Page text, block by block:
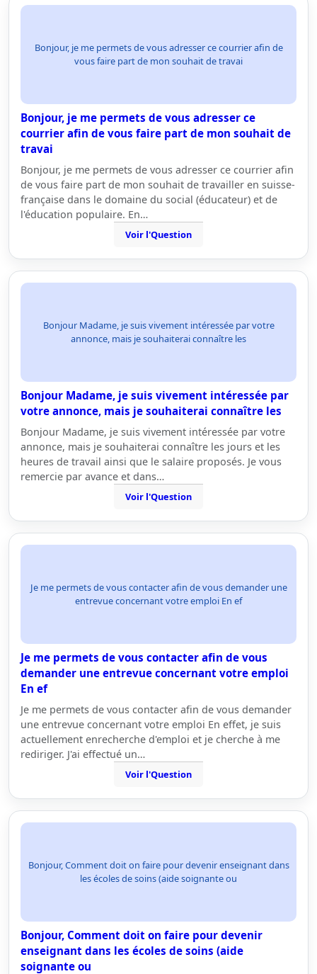
Bonjour, je me permets de vous adresser ce courrier afin de
vous faire part de mon souhait de travai
Bonjour, je me permets de vous adresser ce
courrier afin de vous faire part de mon souhait de
travai
Bonjour, je me permets de vous adresser ce courrier afin
de vous faire part de mon souhait de travailler en suisse-
française dans le domaine du social (éducateur) et de
l'éducation populaire. En…
Voir l'Question
Bonjour Madame, je suis vivement intéressée par votre
annonce, mais je souhaiterai connaître les
Bonjour Madame, je suis vivement intéressée par
votre annonce, mais je souhaiterai connaître les
Bonjour Madame, je suis vivement intéressée par votre
annonce, mais je souhaiterai connaître les jours et les
heures de travail ainsi que le salaire proposés. Je vous
remercie par avance et dans…
Voir l'Question
Je me permets de vous contacter afin de vous demander une
entrevue concernant votre emploi En ef
Je me permets de vous contacter afin de vous
demander une entrevue concernant votre emploi
En ef
Je me permets de vous contacter afin de vous demander
une entrevue concernant votre emploi En effet, je suis
actuellement enrecherche d'emploi et je cherche à me
rediriger. J'ai effectué un…
Voir l'Question
Bonjour, Comment doit on faire pour devenir enseignant dans
les écoles de soins (aide soignante ou
Bonjour, Comment doit on faire pour devenir
enseignant dans les écoles de soins (aide
soignante ou